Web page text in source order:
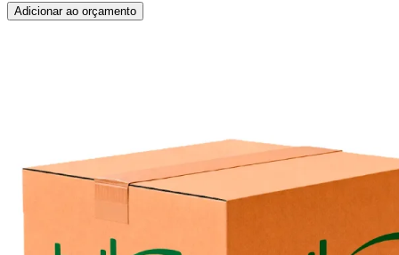
Adicionar ao orçamento